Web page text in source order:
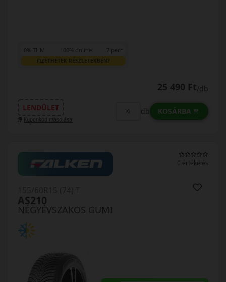
0% THM 100% online 7 perc
FIZETHETEK RÉSZLETEKBEN?
25 490 Ft/db
LENDÜLET
Kuponkód másolása
db KOSÁRBA
0 értékelés
NÉGYÉVSZAKOS GUMI
AS210